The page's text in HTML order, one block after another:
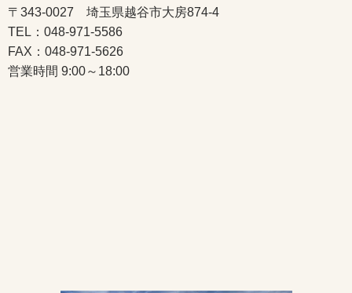
〒343-0027 埼玉県越谷市大房874-4
TEL：048-971-5586
FAX：048-971-5626
営業時間 9:00～18:00